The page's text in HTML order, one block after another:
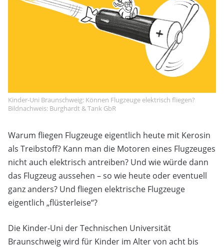
Kinder-Uni Braunschweig: Können Flugzeuge elektrisch fliegen?
Bildnachweis: Burghardt & Tank GbR
Warum fliegen Flugzeuge eigentlich heute mit Kerosin
als Treibstoff? Kann man die Motoren eines Flugzeuges
nicht auch elektrisch antreiben? Und wie würde dann
das Flugzeug aussehen – so wie heute oder eventuell
ganz anders? Und fliegen elektrische Flugzeuge
eigentlich „flüsterleise“?
Die Kinder-Uni der Technischen Universität
Braunschweig wird für Kinder im Alter von acht bis